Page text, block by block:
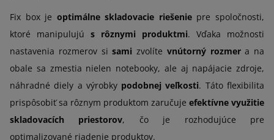
Fix box je optimálne skladovacie riešeniepre spoločnosti,
ktoré manipulujú s rôznymi produktmi. Vďaka možnosti
nastavenia rozmerov sisami zvolíte vnútorný rozmera na
obale sa zmestia nielen notebooky, ale aj napájacie zdroje,
náhradné diely a výrobky podobnej veľkosti. Táto flexibilita
prispôsobiť sa rôznym produktom zaručuje efektívne využitie
skladovacích priestorov, čo je rozhodujúce pre
optimalizované riadenie produktov.